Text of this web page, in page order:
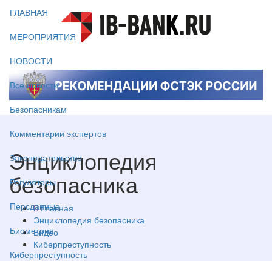
ГЛАВНАЯ
МЕРОПРИЯТИЯ
НОВОСТИ
Все новости
Безопасникам
Комментарии экспертов
Законодательство
Регуляторы
Персданные
Биометрия
Киберпреступность
Энциклопедия
безопасника
Главная
Энциклопедия безопасника
Видео
Киберпреступность